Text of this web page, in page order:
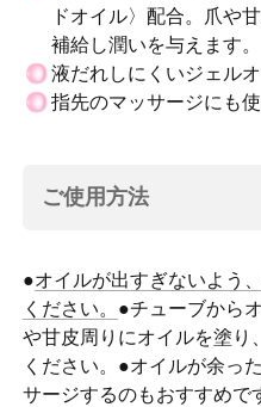
ドオイル〉配合。爪や
補給し潤いを与えます。
液だれしにくいジェルオ
指先のマッサージにも使
ご使用方法
●オイルが出すぎないよう
ください。 ●チューブから
や甘皮周りにオイルを塗り
ください。●オイルが余っ
サージするのもおすすめで